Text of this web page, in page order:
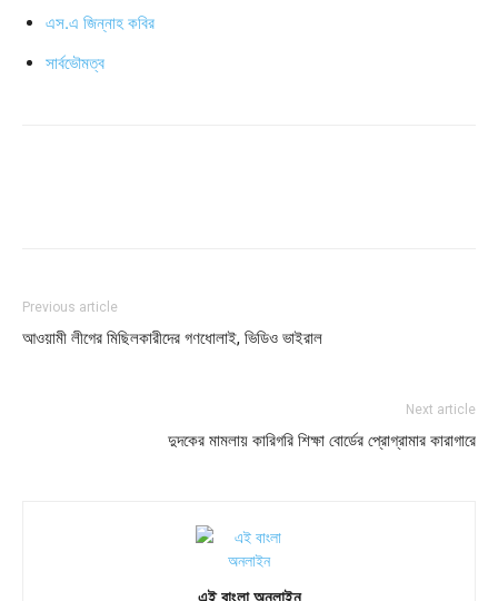
এস.এ জিন্নাহ কবির
সার্বভৌমত্ব
Previous article
আওয়ামী লীগের মিছিলকারীদের গণধোলাই, ভিডিও ভাইরাল
Next article
দুদকের মামলায় কারিগরি শিক্ষা বোর্ডের প্রোগ্রামার কারাগারে
এই বাংলা অনলাইন